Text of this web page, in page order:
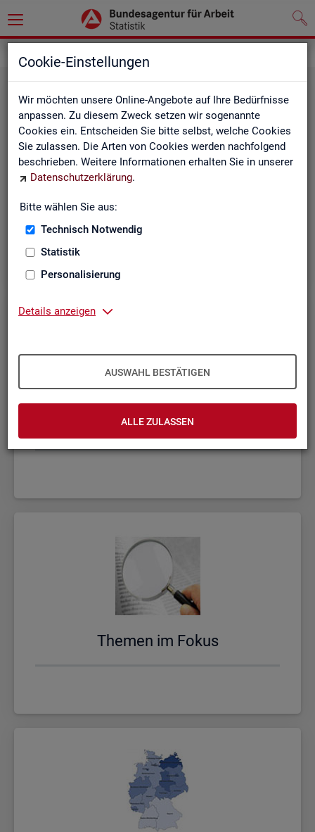
Cookie-Einstellungen
Wir möchten unsere Online-Angebote auf Ihre Bedürfnisse
anpassen. Zu diesem Zweck setzen wir sogenannte
Cookies ein. Entscheiden Sie bitte selbst, welche Cookies
Sie zulassen. Die Arten von Cookies werden nachfolgend
beschrieben. Weitere Informationen erhalten Sie in unserer
Datenschutzerklärung.
Bitte wählen Sie aus:
Technisch Notwendig
Statistik
Personalisierung
Details anzeigen
AUSWAHL BESTÄTIGEN
ALLE ZULASSEN
Rund­schau Ar­beits­markt
Fach­sta­tis­ti­ken
The­men im Fokus